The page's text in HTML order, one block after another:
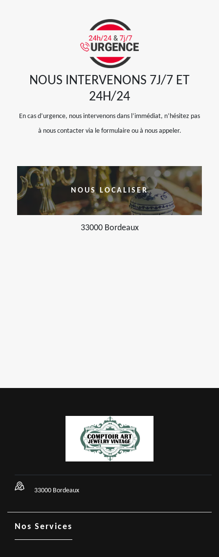
NOUS INTERVENONS 7J/7 ET
24H/24
En cas d’urgence, nous intervenons dans l’immédiat, n’hésitez pas
à nous contacter via le formulaire ou à nous appeler.
NOUS LOCALISER
33000 Bordeaux
33000 Bordeaux
Nos Services